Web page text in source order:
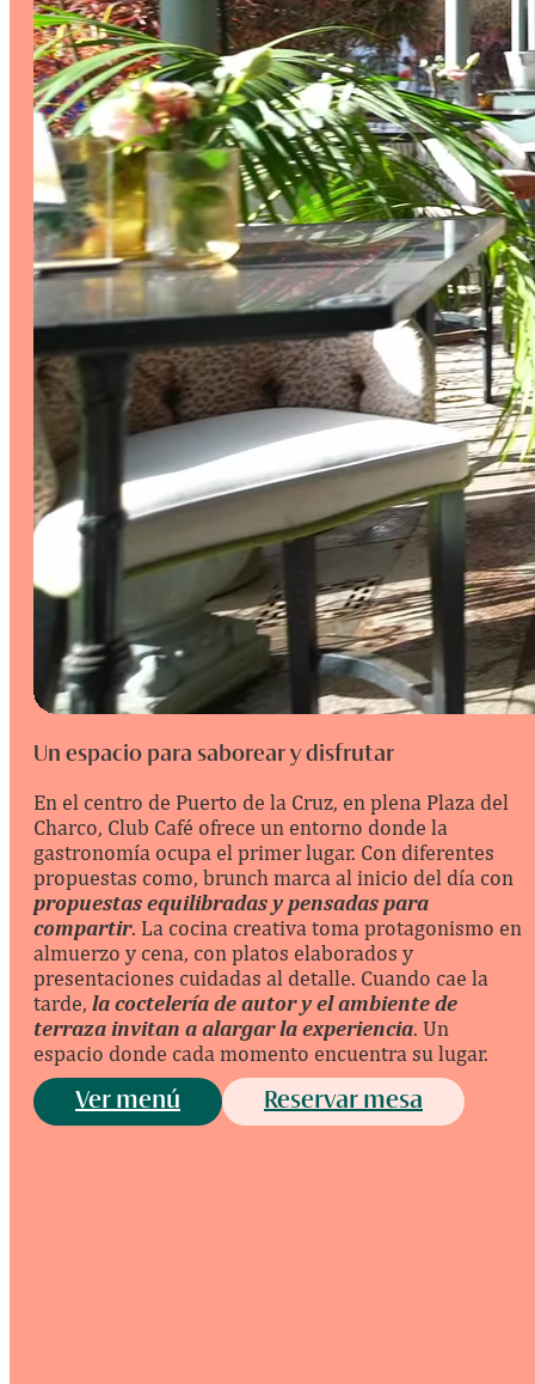
Un espacio para saborear y disfrutar
En el centro de Puerto de la Cruz, en plena Plaza del
Charco, Club Café ofrece un entorno donde la
gastronomía ocupa el primer lugar. Con diferentes
propuestas como, brunch marca al inicio del día con
propuestas equilibradas y pensadas para
compartir. La cocina creativa toma protagonismo en
almuerzo y cena, con platos elaborados y
presentaciones cuidadas al detalle. Cuando cae la
tarde, la coctelería de autor y el ambiente de
terraza invitan a alargar la experiencia. Un
espacio donde cada momento encuentra su lugar.
Ver menú Reservar mesa